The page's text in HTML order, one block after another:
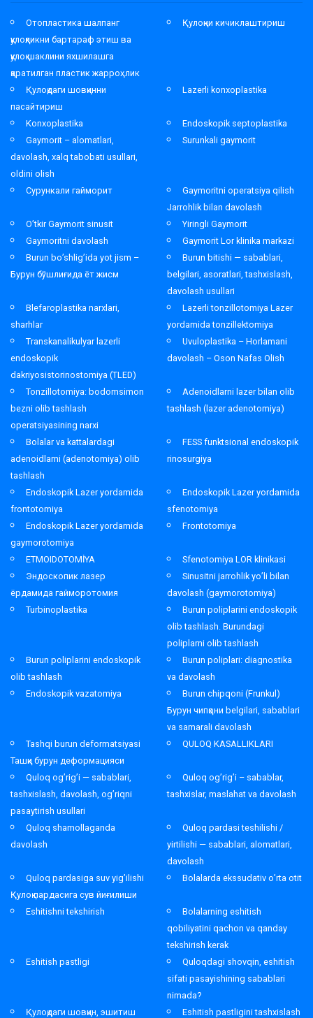
Отопластика шалпанг
қулоқликни бартараф этиш ва
қулоқ шаклини яхшилашга
қаратилган пластик жарроҳлик
Қулоқни кичиклаштириш
Қулоқдаги шовқинни
пасайтириш
Lazerli konxoplastika
Konxoplastika
Endoskopik septoplastika
Gaymorit – alomatlari,
davolash, xalq tabobati usullari,
oldini olish
Surunkali gaymorit
Сурункали гайморит
Gaymoritni operatsiya qilish
Jarrohlik bilan davolash
O’tkir Gaymorit sinusit
Yiringli Gaymorit
Gaymoritni davolash
Gaymorit Lor klinika markazi
Burun bo’shlig’ida yot jism –
Бурун бўшлиғида ёт жисм
Burun bitishi — sabablari,
belgilari, asoratlari, tashxislash,
davolash usullari
Blefaroplastika narxlari,
sharhlar
Lazerli tonzillotomiya Lazer
yordamida tonzillektomiya
Transkanalikulyar lazerli
endoskopik
dakriyosistorinostomiya (TLED)
Uvuloplastika – Horlamani
davolash – Oson Nafas Olish
Tonzillotomiya: bodomsimon
bezni olib tashlash
operatsiyasining narxi
Adenoidlarni lazer bilan olib
tashlash (lazer adenotomiya)
Bolalar va kattalardagi
adenoidlarni (adenotomiya) olib
tashlash
FESS funktsional endoskopik
rinosurgiya
Endoskopik Lazer yordamida
frontotomiya
Endoskopik Lazer yordamida
sfenotomiya
Endoskopik Lazer yordamida
gaymorotomiya
Frontotomiya
ETMOIDOTOMİYA
Sfenotomiya LOR klinikasi
Эндоскопик лазер
ёрдамида гайморотомия
Sinusitni jarrohlik yo’li bilan
davolash (gaymorotomiya)
Turbinoplastika
Burun poliplarini endoskopik
olib tashlash. Burundagi
poliplarni olib tashlash
Burun poliplarini endoskopik
olib tashlash
Burun poliplari: diagnostika
va davolash
Endoskopik vazatomiya
Burun chipqoni (Frunkul)
Бурун чипқони belgilari, sabablari
va samarali davolash
Tashqi burun deformatsiyasi
Ташқи бурун деформацияси
QULOQ KASALLIKLARI
Quloq og’rig’i — sabablari,
tashxislash, davolash, og’riqni
pasaytirish usullari
Quloq og’rig’i – sabablar,
tashxislar, maslahat va davolash
Quloq shamollaganda
davolash
Quloq pardasi teshilishi /
yirtilishi — sabablari, alomatlari,
davolash
Quloq pardasiga suv yig’ilishi
Қулоқ пардасига сув йиғилиши
Bolalarda ekssudativ o’rta otit
Eshitishni tekshirish
Bolalarning eshitish
qobiliyatini qachon va qanday
tekshirish kerak
Eshitish pastligi
Quloqdagi shovqin, eshitish
sifati pasayishining sabablari
nimada?
Қулоқдаги шовқин, эшитиш
Eshitish pastligini tashxislash